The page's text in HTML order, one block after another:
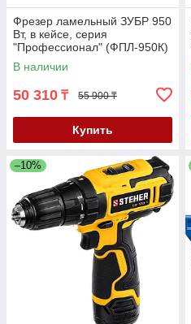
Фрезер ламельный ЗУБР 950
Вт, в кейсе, серия
"Профессионал" (ФПЛ-950К)
В наличии
50 310 ₸ 55 900 ₸
Купить
–10%